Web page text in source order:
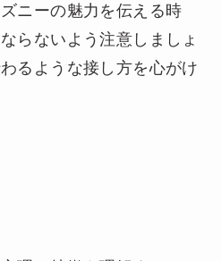
ニーの魅力を伝える時
らないよう注意しましょ
るような接し方を心がけ